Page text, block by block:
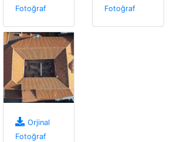
Fotoğraf
Fotoğraf
Orjinal
Fotoğraf